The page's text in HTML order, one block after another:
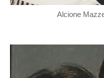
Alcione